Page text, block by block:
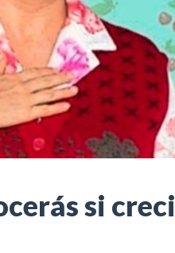
si